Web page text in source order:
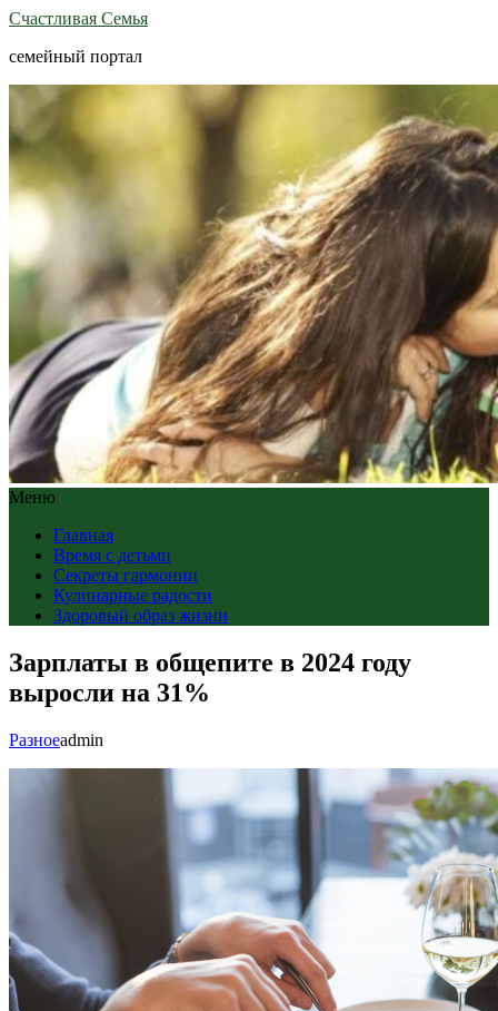
Счастливая Семья
семейный портал
Меню
Главная
Время с детьми
Секреты гармонии
Кулинарные радости
Здоровый образ жизни
Зарплаты в общепите в 2024 году
выросли на 31%
Разноеadmin